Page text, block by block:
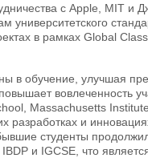
с Apple, MIT и
университетского
в рамках Global
в обучение, улучшая
вовлеченность
Massachusetts
разработках и
студенты
и IGCSE, что